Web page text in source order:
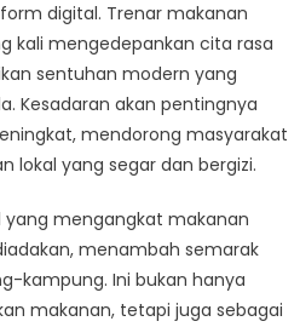
digital. Trenar makanan
kali mengedepankan cita rasa
sentuhan modern yang
Kesadaran akan pentingnya
mendorong masyarakat
lokal yang segar dan bergizi.
mengangkat makanan
menambah semarak
kampung. Ini bukan hanya
makanan, tetapi juga sebagai